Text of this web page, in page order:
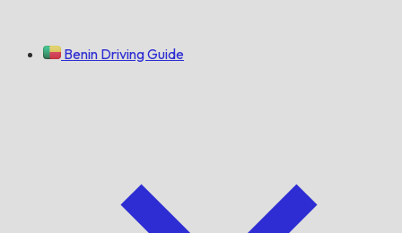
Benin Driving Guide